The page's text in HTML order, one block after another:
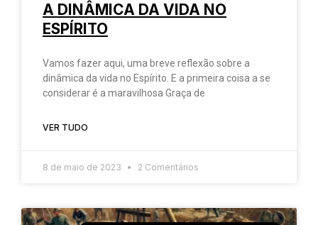
A DINÂMICA DA VIDA NO
ESPÍRITO
Vamos fazer aqui, uma breve reflexão sobre a
dinâmica da vida no Espírito. E a primeira coisa a se
considerar é a maravilhosa Graça de
VER TUDO
8 de maio de 2023 2 Comentários